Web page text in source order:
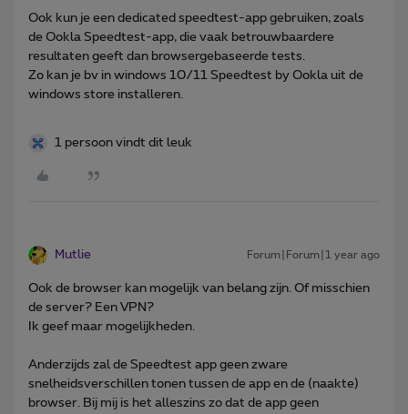
Ook kun je een dedicated speedtest-app gebruiken, zoals
de Ookla Speedtest-app, die vaak betrouwbaardere
resultaten geeft dan browsergebaseerde tests.
Zo kan je bv in windows 10/11 Speedtest by Ookla uit de
windows store installeren.
1 persoon vindt dit leuk
Mutlie Forum|Forum|1 year ago
Ook de browser kan mogelijk van belang zijn. Of misschien
de server? Een VPN?
Ik geef maar mogelijkheden.
Anderzijds zal de Speedtest app geen zware
snelheidsverschillen tonen tussen de app en de (naakte)
browser. Bij mij is het alleszins zo dat de app geen